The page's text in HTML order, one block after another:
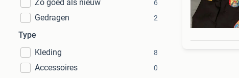
Zo goed als nieuw 6
Gedragen 2
Type
Kleding
8
Accessoires 0